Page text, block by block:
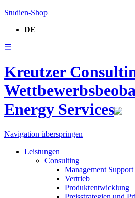
Studien-Shop
DE
☰
Kreutzer
Energy Services
Navigation überspringen
Leistungen
Consulting
Management Support
Vertrieb
Produktentwicklung